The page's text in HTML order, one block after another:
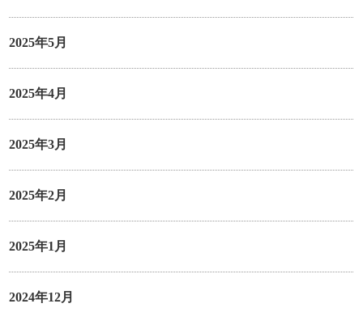
2025年5月
2025年4月
2025年3月
2025年2月
2025年1月
2024年12月